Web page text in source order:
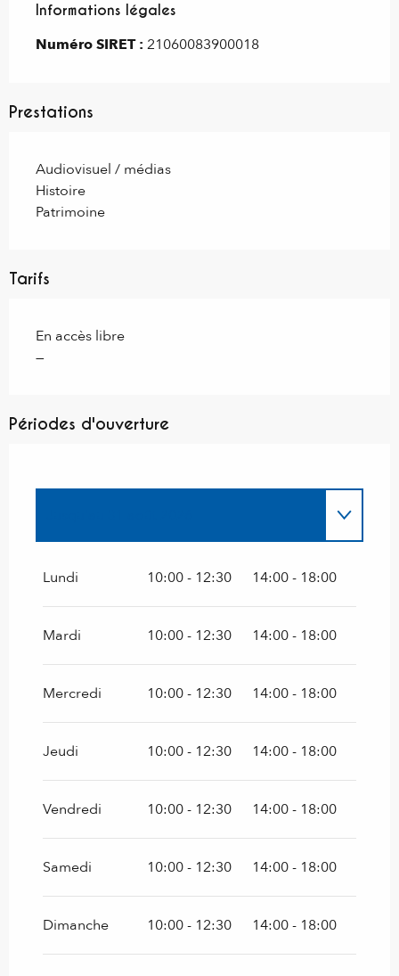
Informations légales
Informations légales
Numéro SIRET : 21060083900018
Prestations
Audiovisuel / médias
Histoire
Patrimoine
Tarifs
En accès libre
—
Périodes d'ouverture
1 janvier 2026
Du1 septembre 2026au31 décembre
2026
Lundi 10:00 - 12:30 14:00 - 18:00
Mardi 10:00 - 12:30 14:00 - 18:00
Mercredi 10:00 - 12:30 14:00 - 18:00
Jeudi 10:00 - 12:30 14:00 - 18:00
Vendredi 10:00 - 12:30 14:00 - 18:00
Samedi 10:00 - 12:30 14:00 - 18:00
Dimanche 10:00 - 12:30 14:00 - 18:00